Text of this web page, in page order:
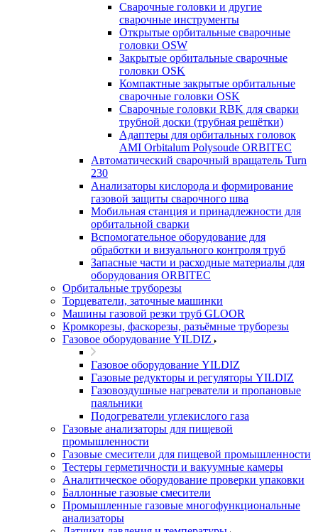
Сварочные головки и другие
сварочные инструменты
Открытые орбитальные сварочные
головки OSW
Закрытые орбитальные сварочные
головки OSK
Компактные закрытые орбитальные
сварочные головки OSK
Сварочные головки RBK для сварки
трубной доски (трубная решётки)
Адаптеры для орбитальных головок
AMI Orbitalum Polysoude ORBITEC
Автоматический сварочный вращатель Turn
230
Анализаторы кислорода и формирование
газовой защиты сварочного шва
Мобильная станция и принадлежности для
орбитальной сварки
Вспомогательное оборудование для
обработки и визуального контроля труб
Запасные части и расходные материалы для
оборудования ORBITEC
Орбитальные труборезы
Торцеватели, заточные машинки
Машины газовой резки труб GLOOR
Кромкорезы, фаскорезы, разъёмные труборезы
Газовое оборудование YILDIZ
Газовое оборудование YILDIZ
Газовые редукторы и регуляторы YILDIZ
Газовоздушные нагреватели и пропановые
паяльники
Подогреватели углекислого газа
Газовые анализаторы для пищевой
промышленности
Газовые смесители для пищевой промышленности
Тестеры герметичности и вакуумные камеры
Аналитическое оборудование проверки упаковки
Баллонные газовые смесители
Промышленные газовые многофункциональные
анализаторы